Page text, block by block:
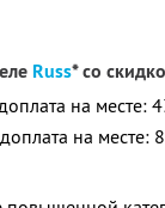
Russ* со
на месте:
на месте: